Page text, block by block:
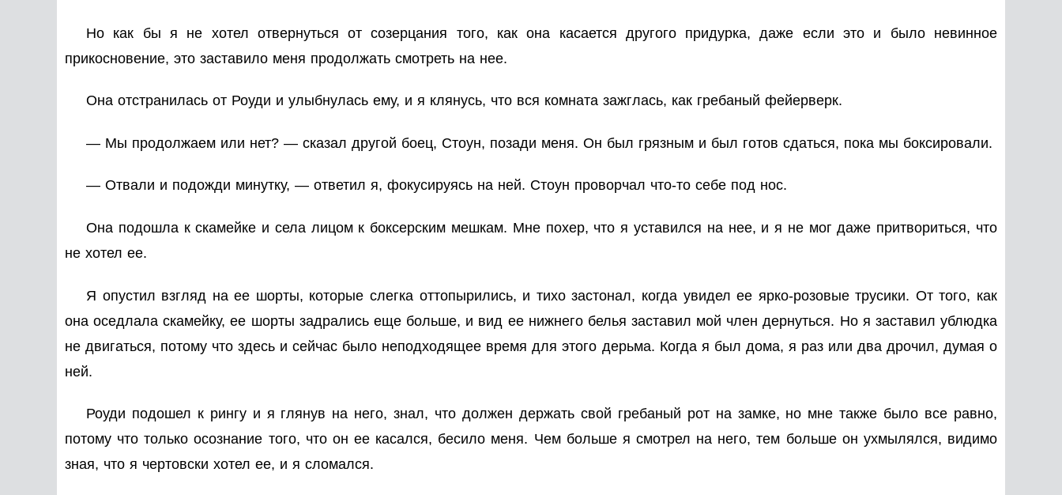
Но как бы я не хотел отвернуться от созерцания того, как она касается другого придурка, даже если это и было невинное
прикосновение, это заставило меня продолжать смотреть на нее.
Она отстранилась от Роуди и улыбнулась ему, и я клянусь, что вся комната зажглась, как гребаный фейерверк.
— Мы продолжаем или нет? — сказал другой боец, Стоун, позади меня. Он был грязным и был готов сдаться, пока мы боксировали.
— Отвали и подожди минутку, — ответил я, фокусируясь на ней. Стоун проворчал что-то себе под нос.
Она подошла к скамейке и села лицом к боксерским мешкам. Мне похер, что я уставился на нее, и я не мог даже притвориться, что
не хотел ее.
Я опустил взгляд на ее шорты, которые слегка оттопырились, и тихо застонал, когда увидел ее ярко-розовые трусики. От того, как
она оседлала скамейку, ее шорты задрались еще больше, и вид ее нижнего белья заставил мой член дернуться. Но я заставил ублюдка
не двигаться, потому что здесь и сейчас было неподходящее время для этого дерьма. Когда я был дома, я раз или два дрочил, думая о
ней.
Роуди подошел к рингу и я глянув на него, знал, что должен держать свой гребаный рот на замке, но мне также было все равно,
потому что только осознание того, что он ее касался, бесило меня. Чем больше я смотрел на него, тем больше он ухмылялся, видимо
зная, что я чертовски хотел ее, и я сломался.